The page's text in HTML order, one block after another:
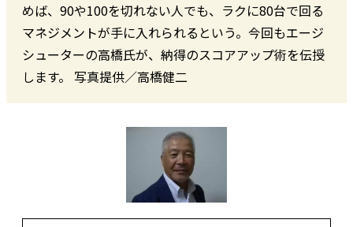
めば、90や100を切れない人でも、ラクに80台で回る
マネジメントが手に入れられるという。今回もエージ
シューターの高橋氏が、納得のスコアアップ術を伝授
します。 写真提供／高橋健二